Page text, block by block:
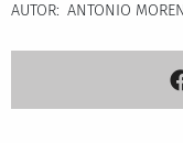
AUTOR
ANTONIO